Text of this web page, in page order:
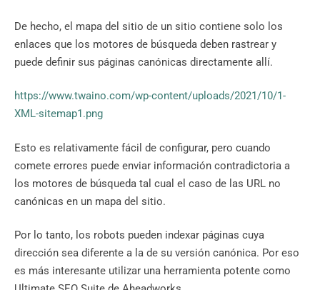
De hecho, el mapa del sitio de un sitio contiene solo los
enlaces que los motores de búsqueda deben rastrear y
puede definir sus páginas canónicas directamente allí.
https://www.twaino.com/wp-content/uploads/2021/10/1-
XML-sitemap1.png
Esto es relativamente fácil de configurar, pero cuando
comete errores puede enviar información contradictoria a
los motores de búsqueda tal cual el caso de las URL no
canónicas en un mapa del sitio.
Por lo tanto, los robots pueden indexar páginas cuya
dirección sea diferente a la de su versión canónica. Por eso
es más interesante utilizar una herramienta potente como